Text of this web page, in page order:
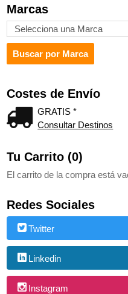
Marcas
Costes de Envío
GRATIS *
Consultar Destinos
Tu Carrito (0)
El carrito de la compra está
Redes Sociales
Twitter
Linkedin
Instagram